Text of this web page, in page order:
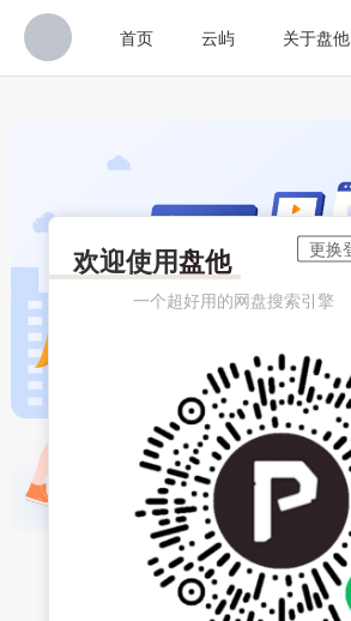
首页 云屿 关于盘他
欢迎使用盘他
一个超好用的网盘搜索引擎